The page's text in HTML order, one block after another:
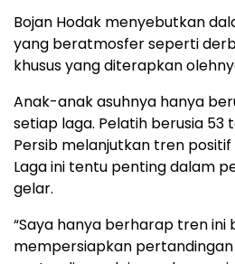
Bojan Hodak menyebutkan
yang beratmosfer seperti
khusus yang diterapkan
Anak-anak asuhnya hanya
setiap laga. Pelatih berusia 53
Persib melanjutkan tren
Laga ini tentu penting dalam
gelar.
“Saya hanya berharap tren ini
mempersiapkan